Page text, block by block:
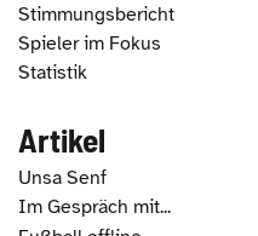
Stimmungsbericht
Spieler im Fokus
Statistik
Artikel
Unsa Senf
Im Gespräch mit...